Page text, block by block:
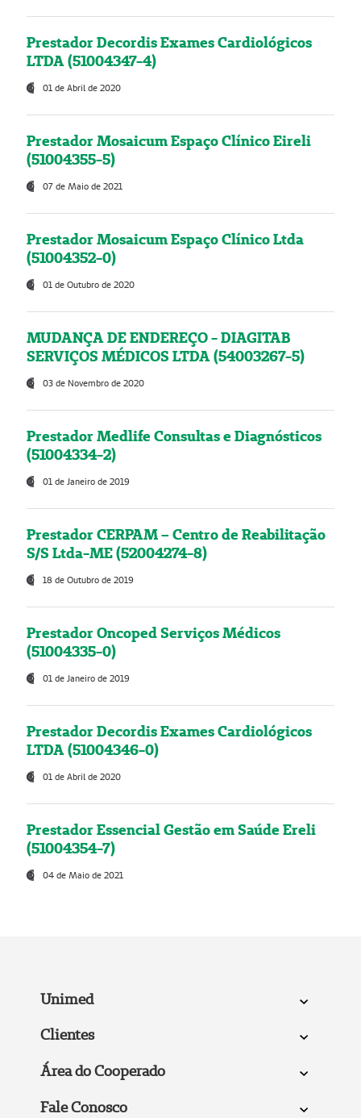
Prestador Decordis Exames Cardiológicos
LTDA (51004347-4)
01 de Abril de 2020
Prestador Mosaicum Espaço Clínico Eireli
(51004355-5)
07 de Maio de 2021
Prestador Mosaicum Espaço Clínico Ltda
(51004352-0)
01 de Outubro de 2020
MUDANÇA DE ENDEREÇO - DIAGITAB
SERVIÇOS MÉDICOS LTDA (54003267-5)
03 de Novembro de 2020
Prestador Medlife Consultas e Diagnósticos
(51004334-2)
01 de Janeiro de 2019
Prestador CERPAM – Centro de Reabilitação
S/S Ltda-ME (52004274-8)
18 de Outubro de 2019
Prestador Oncoped Serviços Médicos
(51004335-0)
01 de Janeiro de 2019
Prestador Decordis Exames Cardiológicos
LTDA (51004346-0)
01 de Abril de 2020
Prestador Essencial Gestão em Saúde Ereli
(51004354-7)
04 de Maio de 2021
Unimed
Clientes
Área do Cooperado
Fale Conosco